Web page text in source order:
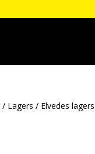
/ Lagers / Elvedes lagers